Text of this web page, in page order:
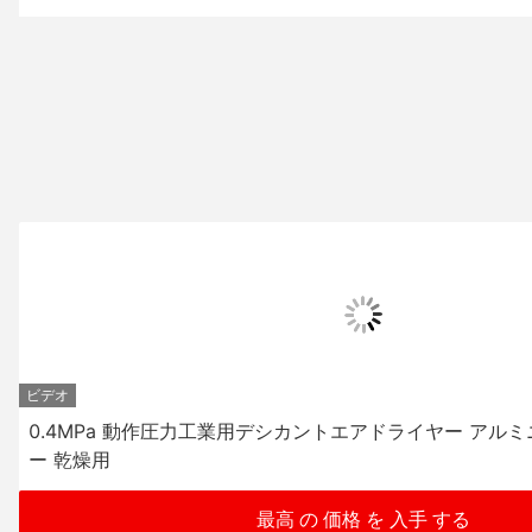
ビデオ
0.4MPa 動作圧力工業用デシカントエアドライヤー アル
ー 乾燥用
最高 の 価格 を 入手 する